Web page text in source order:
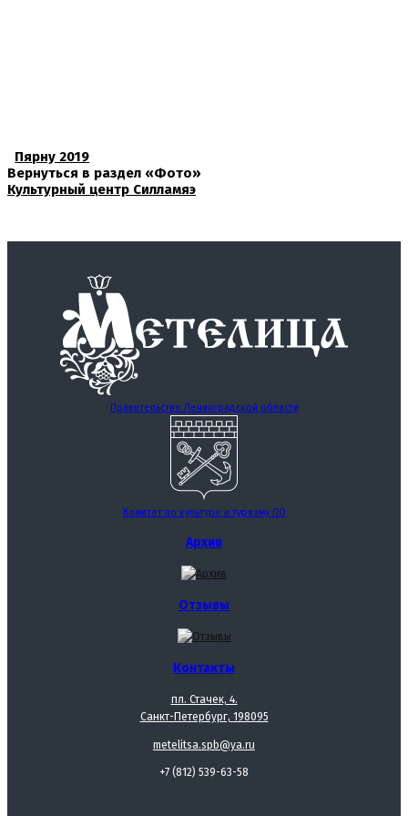
Пярну 2019
Вернуться в раздел «Фото»
Культурный центр Силламяэ
Правительство Ленинградской области
Комитет по культуре и туризму ЛО
Архив
Отзывы
Контакты
пл. Стачек, 4.
Санкт-Петербург, 198095
metelitsa.spb@ya.ru
+7 (812) 539-63-58